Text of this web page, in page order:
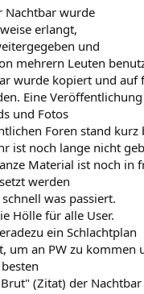
Nachtbar wurde
erlangt,
und
mehrern Leuten
wurde kopiert und auf
Eine Veröffentlichung
und Fotos
Foren stand kurz
ist noch lange nicht
Material ist noch in
werden
was passiert.
Hölle für alle User.
ein Schlachtplan
um an PW zu kommen
(Zitat) der